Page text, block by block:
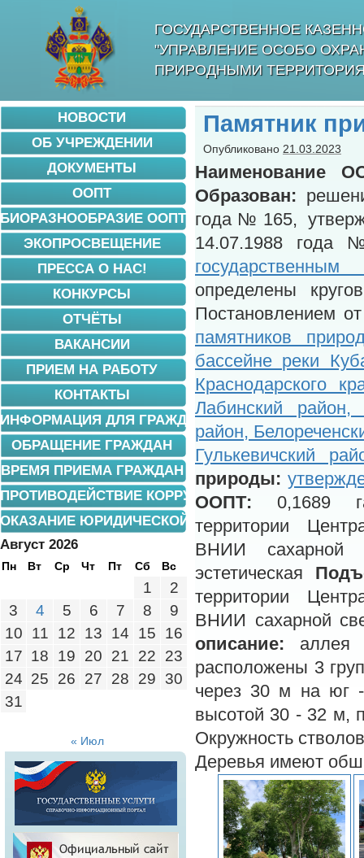
ГОСУДАРСТВЕННОЕ
"УПРАВЛЕНИЕ ОСОБО
ПРИРОДНЫМИ
Памятник
Опубликовано 21.03.2023
Наименование
Образован:
года № 165,
14.07.1988
определены
Постановлением
памятников
бассейне реки
Краснодарского
Лабинский
район,
Гулькевичский
природы:
ООПТ: 0,1689
территории
ВНИИ
эстетическая
территории
ВНИИ сахарной
описание: аллея
расположены 3
через 30 м на юг
высотой 30 - 32 м,
Окружность
Деревья имеют
НОВОСТИ
ОБ УЧРЕЖДЕНИИ
ДОКУМЕНТЫ
ООПТ
БИОРАЗНООБРАЗИЕ ООПТ
ЭКОПРОСВЕЩЕНИЕ
ПРЕССА О НАС!
КОНКУРСЫ
ОТЧЁТЫ
ВАКАНСИИ
ПРИЕМ НА РАБОТУ
КОНТАКТЫ
ИНФОРМАЦИЯ ДЛЯ ГРАЖДАН
ОБРАЩЕНИЕ ГРАЖДАН
ВРЕМЯ ПРИЕМА ГРАЖДАН
ПРОТИВОДЕЙСТВИЕ КОРРУПЦИИ
ОКАЗАНИЕ ЮРИДИЧЕСКОЙ ПОМОЩИ
Август 2026
Пн Вт Ср Чт Пт Сб Вс
1
2
3
4 5 6 7 8
9
10
11 12 13 14 15
16
17 18 19 20 21 22
23
24 25 26 27 28 29
30
31
« Июл